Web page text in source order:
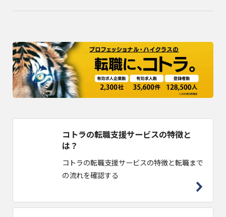
コトラの転職支援サービスの特徴と
は？
コトラの転職支援サービスの特徴と転職まで
の流れを確認する